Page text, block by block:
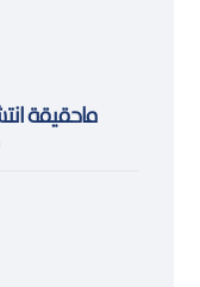
ماحقيقة